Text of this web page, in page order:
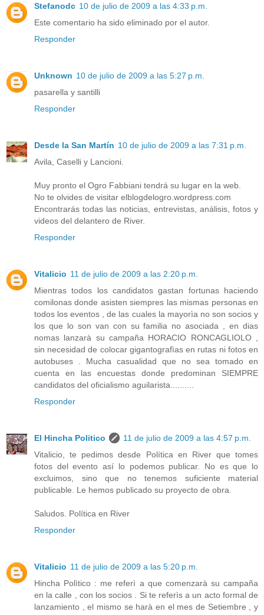
Stefanodc 10 de julio de 2009 a las 4:33 p.m.
Este comentario ha sido eliminado por el autor.
Responder
Unknown 10 de julio de 2009 a las 5:27 p.m.
pasarella y santilli
Responder
Desde la San Martín 10 de julio de 2009 a las 7:31 p.m.
Avila, Caselli y Lancioni.
Muy pronto el Ogro Fabbiani tendrá su lugar en la web.
No te olvides de visitar elblogdelogro.wordpress.com
Encontrarás todas las noticias, entrevistas, análisis, fotos y
videos del delantero de River.
Responder
Vitalicio 11 de julio de 2009 a las 2:20 p.m.
Mientras todos los candidatos gastan fortunas haciendo
comilonas donde asisten siempres las mismas personas en
todos los eventos , de las cuales la mayorìa no son socios y
los que lo son van con su familia no asociada , en dias
nomas lanzarà su campaña HORACIO RONCAGLIOLO ,
sin necesidad de colocar gigantografìas en rutas ni fotos en
autobuses . Mucha casualidad que no sea tomado en
cuenta en las encuestas donde predominan SIEMPRE
candidatos del oficialismo aguilarista..........
Responder
El Hincha Politico
11 de julio de 2009 a las 4:57 p.m.
Vitalicio, te pedimos desde Política en River que tomes
fotos del evento así lo podemos publicar. No es que lo
excluimos, sino que no tenemos suficiente material
publicable. Le hemos publicado su proyecto de obra.
Saludos. Política en River
Responder
Vitalicio 11 de julio de 2009 a las 5:20 p.m.
Hincha Polìtico : me referì a que comenzarà su campaña
en la calle , con los socios . Si te referìs a un acto formal de
lanzamiento , el mismo se harà en el mes de Setiembre , y